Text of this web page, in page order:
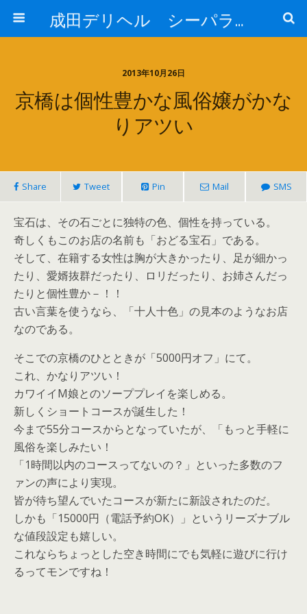
成田デリヘル シーパラダイス解析
2013年10月26日
京橋は個性豊かな風俗嬢がかな
りアツい
Share Tweet Pin Mail SMS
宝石は、その石ごとに独特の色、個性を持っている。
奇しくもこのお店の名前も「おどる宝石」である。
そして、在籍する女性は胸が大きかったり、足が細かっ
たり、愛婿抜群だったり、ロリだったり、お姉さんだっ
たりと個性豊か－！！
古い言葉を使うなら、「十人十色」の見本のようなお店
なのである。
そこでの京橋のひとときが「5000円オフ」にて。
これ、かなりアツい！
カワイイM娘とのソーププレイを楽しめる。
新しくショートコースが誕生した！
今まで55分コースからとなっていたが、「もっと手軽に
風俗を楽しみたい！
「1時間以内のコースってないの？」といった多数のフ
ァンの声により実現。
皆が待ち望んでいたコースが新たに新設されたのだ。
しかも「15000円（電話予約OK）」というリーズナブル
な値段設定も嬉しい。
これならちょっとした空き時間にでも気軽に遊びに行け
るってモンですね！